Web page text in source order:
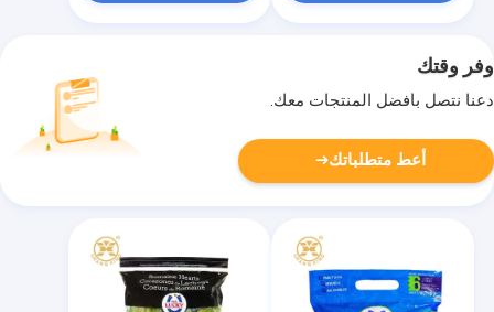
وفر وقتك
دعنا نتصل بأفضل المنتجات معك.
أعط متطلباتك